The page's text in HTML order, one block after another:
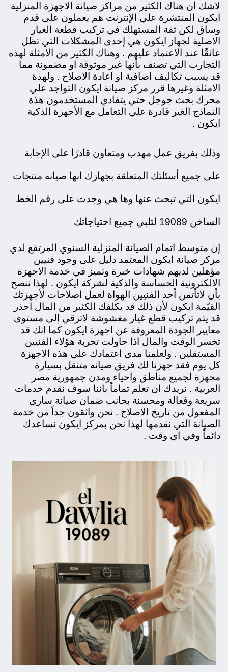
لاشك أن هناك الكثير من مراكز صيانة الاجهزة المنزلية
ايكون المنتشرة علي الإنترنت هم يعملون على قدم
وساق لكن ثقة المستهلك في تركيب قطعة الغيار
الاصلية لجهاز ايكون هي إحدى المشكلات التي تظل
عائقًا عند الاعتماد عليهم . وهناك الكثير من الامثلة لهذه
التجارب التي تصنف بأنها غير موثوقة او مضمونة مما
قد يسبب تكاليف اضافية او اعادة الاصلاح . ولهذة
الامثلة وغيرها قرر مركز صيانة ايكون التواجد علي
محرك بحث جوجل حتي يتفادي المستخدمون هذة
النماذج الغير قادرة علي التعامل مع الأجهزة الذكية
ايكون .
وذلك بفريق عمل مهذب ومتعاون قادرًا على الإجابة
على جميع أسئلتك المتعلقة بجهازك انها صيانه منتجات
ايكون التي تبحث عنها وها هي وجدت على رقم الخط
الساخن 19089 لتلبي جميع احتياجاتك
إن متوسط اتمام الصيانة المنزلية السنوي المرتفع لدي
مركز صيانة ايكون المعتمد دليل على وجود فنيين
مؤهلين لديهم شهادات خبرة وتميز في خدمة الاجهزة
الالكترونية الحساسة والذكية لشركة ايكون . لهذا ننصح
بأن لاتأتمن أحد الفنيين الهواة لعمل اصلاحات لأجهزتك
القيّمة ايكون لأن ذلك قد يكلفك الكثير من المال احذر
قد يتم تركيب قطع غيار مغشوشة لاترقي إلى مستوى
معايير الجودة المعروفة عن اجهزة ايكون كما انك قد
تخسر الوقت والمال اذا حاولت تجربة هؤلاء الفنيين
المستقلين . ولعلمنا مدي اعتمادك علي هذه الاجهزة
كل يوم فقد جهزنا لك فريق صيانه متنقل بسيارة
مجهزة لجميع مناطق واحياء ومدن جمهورية مصر
العربية . نريدك ان تعلم تماماً باننا سوف نقدم خدمات
سريعة وفعالة ومحسنة بجانب ضمان صيانة ساري
المفعول من تاريخ الاصلاح . نحن واثقون جداً من خدمة
الصيانة التي نقدمها لهذا نحن بمركز ايكون نساعدك
دائماً وفي اي وقت .